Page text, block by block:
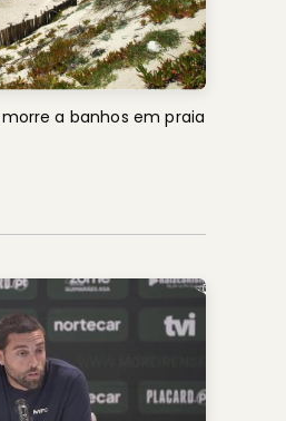
a banhos em praia